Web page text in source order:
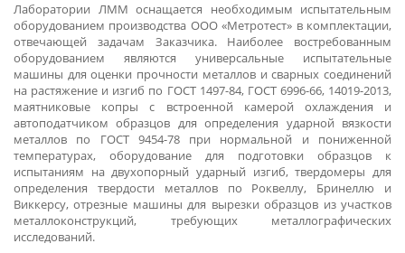
Лаборатории ЛММ оснащается необходимым испытательным
оборудованием производства ООО «Метротест» в комплектации,
отвечающей задачам Заказчика. Наиболее востребованным
оборудованием являются универсальные испытательные
машины для оценки прочности металлов и сварных соединений
на растяжение и изгиб по ГОСТ 1497-84, ГОСТ 6996-66, 14019-2013,
маятниковые копры с встроенной камерой охлаждения и
автоподатчиком образцов для определения ударной вязкости
металлов по ГОСТ 9454-78 при нормальной и пониженной
температурах, оборудование для подготовки образцов к
испытаниям на двухопорный ударный изгиб, твердомеры для
определения твердости металлов по Роквеллу, Бринеллю и
Виккерсу, отрезные машины для вырезки образцов из участков
металлоконструкций, требующих металлографических
исследований.